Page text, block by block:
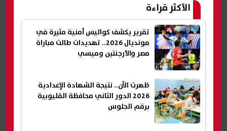
الأكثر قراءة
تقرير يكشف كواليس أمنية مثيرة في
مونديال 2026.. تهديدات طالت مباراة
مصر والأرجنتين وميسي
ظهرت الآن.. نتيجة الشهادة الإعدادية
2026 الدور الثاني محافظة القليوبية
برقم الجلوس